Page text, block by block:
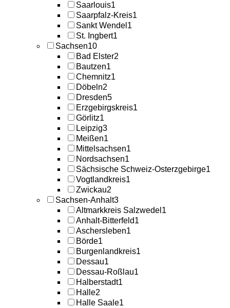
Saarlouis1
Saarpfalz-Kreis1
Sankt Wendel 1
St. Ingbert1
Sachsen10
Bad Elster2
Bautzen1
Chemnitz1
Döbeln2
Dresden5
Erzgebirgskreis1
Görlitz1
Leipzig3
Meißen1
Mittelsachsen1
Nordsachsen1
Sächsische Schweiz-Osterzgebirge1
Vogtlandkreis1
Zwickau2
Sachsen-Anhalt3
Altmarkkreis Salzwedel 1
Anhalt-Bitterfeld1
Aschersleben1
Börde1
Burgenlandkreis1
Dessau1
Dessau-Roßlau1
Halberstadt1
Halle2
Halle Saale1